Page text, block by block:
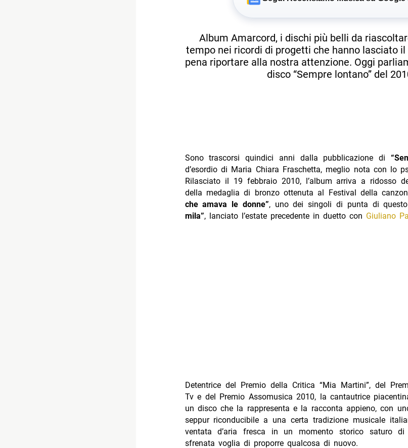
Album Amarcord, i dischi più belli da
tempo nei ricordi di progetti che hanno lasciato il
pena riportare alla nostra attenzione. Oggi
disco “Sempre lontano” del
Sono trascorsi quindici anni dalla pubblicazione di
d’esordio di Maria Chiara Fraschetta, meglio nota con lo
Rilasciato il 19 febbraio 2010, l’album arriva a ridosso
della medaglia di bronzo ottenuta al Festival della
che amava le donne”, uno dei singoli di punta di
mila”, lanciato l’estate precedente in duetto con Giuliano
Detentrice del Premio della Critica “Mia Martini”, del
Tv e del Premio Assomusica 2010, la cantautrice
un disco che la rappresenta e la racconta appieno, con
seppur riconducibile a una certa tradizione musicale
ventata d’aria fresca in un momento storico saturo di
sfrenata voglia di proporre qualcosa di nuovo.